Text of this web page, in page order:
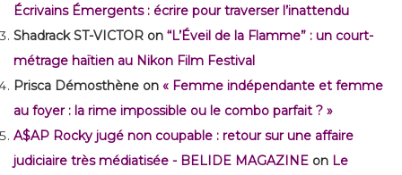
Écrivains Émergents : écrire pour traverser l’inattendu
Shadrack ST-VICTOR on “L’Éveil de la Flamme” : un court-
métrage haïtien au Nikon Film Festival
Prisca Démosthène on « Femme indépendante et femme
au foyer : la rime impossible ou le combo parfait ? »
A$AP Rocky jugé non coupable : retour sur une affaire
judiciaire très médiatisée - BELIDE MAGAZINE on Le